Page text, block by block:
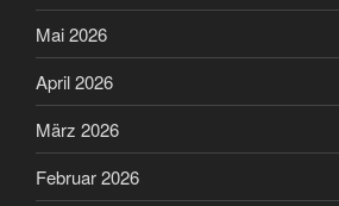
Mai 2026
April 2026
März 2026
Februar 2026